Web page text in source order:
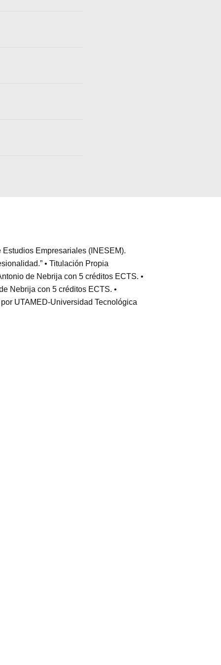
Empresariales (INESEM).
• Titulación Propia
de Nebrija con 5 créditos ECTS. •
Nebrija con 5 créditos ECTS. •
UTAMED-Universidad Tecnológica